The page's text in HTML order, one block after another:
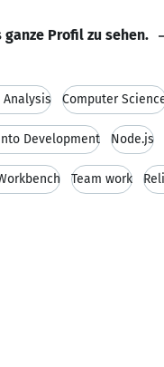
ganze Profil zu sehen.
Analysis Computer
Development Node.js
Team work